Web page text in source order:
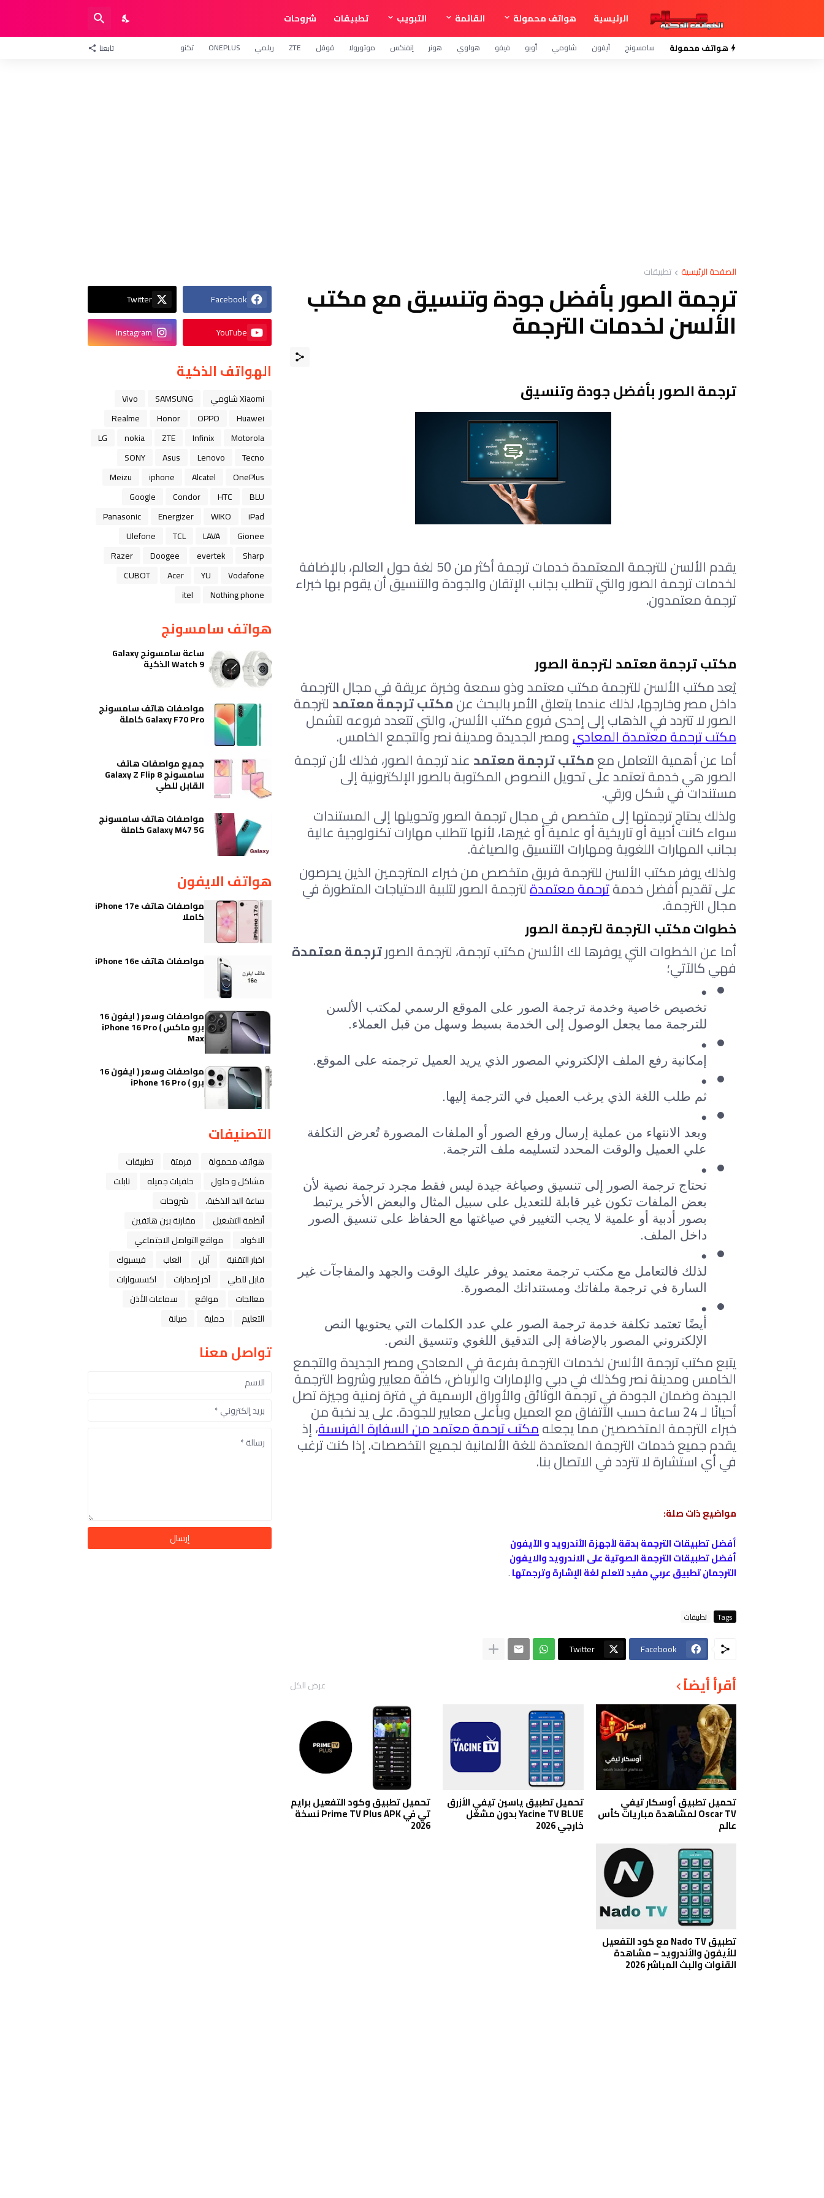
الرئيسية هواتف محمولة القائمة التبويب تطبيقات شروحات
هواتف محمولة سامسونج آيفون شاومي أوبو فيفو هواوي هونر إنفنكس موتورولا قوقل ZTE ريلمي ONEPLUS تكنو تابعنا
الصفحة الرئيسية تطبيقات
ترجمة الصور بأفضل جودة وتنسيق مع مكتب
الألسن لخدمات الترجمة
ترجمة الصور بأفضل جودة وتنسيق
ترجمة معتمدون.
مكتب ترجمة معتمد لترجمة الصور
داخل مصر وخارجها، لذلك عندما يتعلق الأمر بالبحث عن مكتب ترجمة معتمد
الصور لا تتردد في الذهاب إلى إحدى فروع مكتب الألسن، والتي تتعدد فروعه لتشمل
مكتب ترجمة معتمدة المعادي ومصر الجديدة ومدينة نصر والتجمع الخامس.
أما عن أهمية التعامل مع مكتب ترجمة معتمد
مستندات في شكل ورقي.
بجانب المهارات اللغوية ومهارات التنسيق والصياغة.
على تقديم أفضل خدمة ترجمة معتمدة
مجال الترجمة.
خطوات مكتب الترجمة لترجمة الصور
أما عن الخطوات التي يوفرها لك الألسن مكتب ترجمة، لترجمة الصور ترجمة معتمدة
فهي كالآتي؛
للترجمة مما يجعل الوصول إلى الخدمة بسيط وسهل من قبل العملاء.
إمكانية رفع الملف الإلكتروني المصور الذي يريد العميل ترجمته على الموقع.
ثم طلب اللغة الذي يرغب العميل في الترجمة إليها.
علي العميل والوقت المحدد لتسليمه ملف الترجمة.
بعض الملفات تكون غير قابلة للتعديل على سبيل المثال والبعض الأخر يرتبط
داخل الملف.
السارة في ترجمة ملفاتك ومستنداتك المصورة.
الإلكتروني المصور بالإضافة إلى التدقيق اللغوي وتنسيق النص.
الخامس ومدينة نصر وكذلك في دبي والإمارات والرياض، كافة معايير وشروط الترجمة
خبراء الترجمة المتخصصين مما يجعله مكتب ترجمة معتمد من السفارة الفرنسية
في أي استشارة لا تتردد في الاتصال بنا.
مواضيع ذات صلة:
أفضل تطبيقات الترجمة بدقة لأجهزة الأندرويد و الآيفون
أفضل تطبيقات الترجمة الصوتية على الاندرويد والايفون
الترجمان ‏تطبيق عربي مفيد لتعلم لغة الإشارة وترجمتها.
Tags تطبيقات
Facebook
Twitter
أقرأ أيضاً عرض الكل
تحميل تطبيق أوسكار تيفي
Oscar TV لمشاهدة مباريات كأس
عالم
تحميل تطبيق ياسين تيفي الأزرق
Yacine TV BLUE بدون مشغل
خارجي 2026
تحميل تطبيق وكود التفعيل برايم
تي في Prime TV Plus APK نسخة
2026
تطبيق Nado TV مع كود التفعيل
للأيفون والأندرويد – مشاهدة
القنوات والبث المباشر 2026
Facebook
Twitter
YouTube
Instagram
الهواتف الذكية
Xiaomi شاومي SAMSUNG
Vivo
Huawei
OPPO
Honor
Realme
Motorola
Infinix
ZTE
nokia
LG
Tecno
Lenovo
Asus
SONY
OnePlus
Alcatel
iphone
Meizu
BLU
HTC
Condor
Google
iPad
WIKO
Energizer
Panasonic
Gionee
LAVA
TCL
Ulefone
Sharp
evertek
Doogee
Razer
Vodafone
YU
Acer
CUBOT
Nothing phone
itel
هواتف سامسونج
ساعة سامسونج Galaxy
Watch 9 الذكية
مواصفات هاتف سامسونج
Galaxy F70 Pro كاملة
جميع مواصفات هاتف
سامسونج Galaxy Z Flip 8
القابل للطي
مواصفات هاتف سامسونج
Galaxy M47 5G كاملة
هواتف الايفون
مواصفات هاتف iPhone 17e
كاملا
مواصفات هاتف iPhone 16e
مواصفات وسعر ( ايفون 16
برو ماكس ) iPhone 16 Pro
Max
مواصفات وسعر ( ايفون 16
برو ) iPhone 16 Pro
التصنيفات
هواتف محمولة فرمتة
تطبيقات
مشاكل و حلول
خلفيات جميله
تابلت
ﺳﺎﻋﺔ ﺍﻟﻴﺪ ﺍﻟﺬﻛﻴﺔ،
شروحات
أنظمة التشغيل
مقارنة بين هاتفين
الاكواد
مواقع التواصل الاجتماعي
اخبار التقنية
ﺁﺑﻞ العاب
فيسبوك
قابل للطي
آخر إصدارات
اكسسوارات
معالجات
مواقع
سماعات الأذن
التعليم
حماية صيانة
تواصل معنا